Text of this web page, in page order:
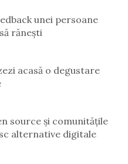
unei persoane
rănești
acasă o degustare
source și comunitățile
alternative digitale